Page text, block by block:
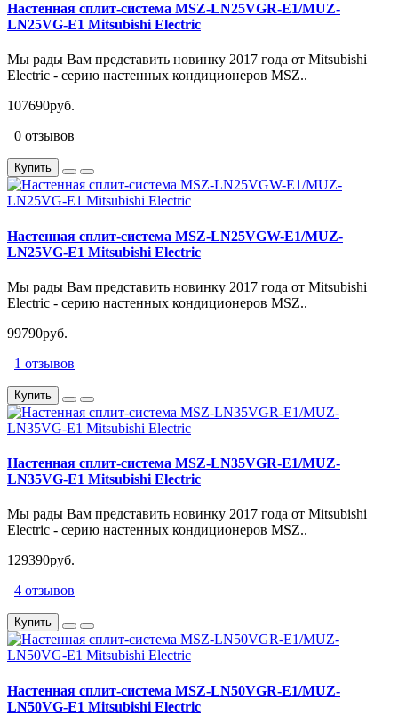
Настенная сплит-система MSZ-LN25VGR-E1/MUZ-
LN25VG-E1 Mitsubishi Electric
Мы рады Вам представить новинку 2017 года от Mitsubishi
Electric - серию настенных кондиционеров MSZ..
107690руб.
0 отзывов
Купить
Настенная сплит-система MSZ-LN25VGW-E1/MUZ-
LN25VG-E1 Mitsubishi Electric
Мы рады Вам представить новинку 2017 года от Mitsubishi
Electric - серию настенных кондиционеров MSZ..
99790руб.
1 отзывов
Купить
Настенная сплит-система MSZ-LN35VGR-E1/MUZ-
LN35VG-E1 Mitsubishi Electric
Мы рады Вам представить новинку 2017 года от Mitsubishi
Electric - серию настенных кондиционеров MSZ..
129390руб.
4 отзывов
Купить
Настенная сплит-система MSZ-LN50VGR-E1/MUZ-
LN50VG-E1 Mitsubishi Electric